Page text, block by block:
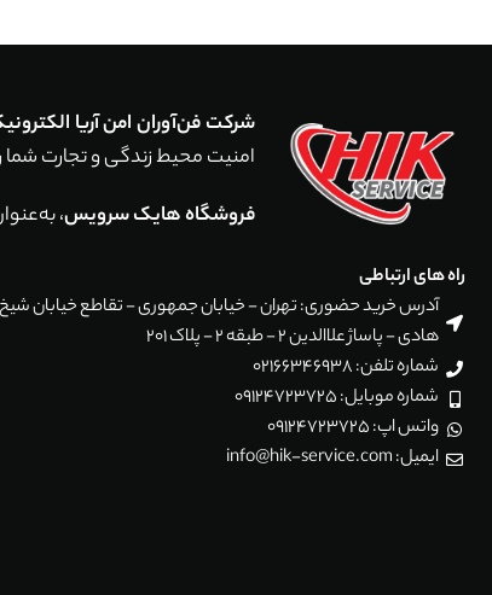
شرکت فن‌آوران امن آریا
امنیت محیط زندگی و تجارت شما را تضمین می‌کند. با اجرای بیش از 5,000 پروژه
فروشگاه هایک سرویس،
راه های ارتباطی
آدرس خرید حضوری: تهران - خیابان جمهوری - تقاطع خیابان شیخ
هادی - پاساژ علاالدین 2 - طبقه 2 - پلاک 201
شماره تلفن: 02166346938
شماره موبایل: 09124723725
واتس اپ: 09124723725
ایمیل: info@hik-service.com